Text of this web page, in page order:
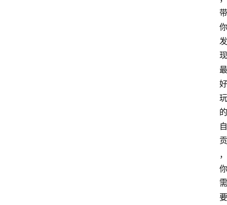
带
你
发
现
最
好
玩
的
自
贡
，
你
需
要